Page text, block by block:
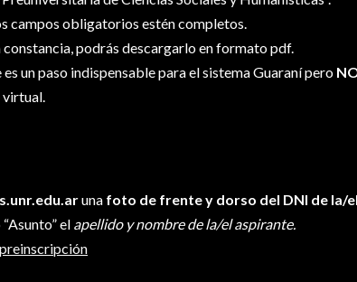
campos obligatorios estén completos.
podrás descargarlo en formato pdf.
un paso indispensable para el sistema Guaraní pero
virtual.
una foto de frente y dorso del DNI de la/
el apellido y nombre de la/el aspirante.